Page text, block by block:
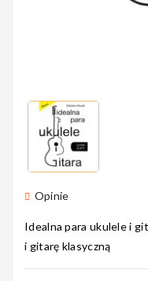
Smyczkowe
Instrumenty
Dla Dzieci
Opinie
Idealna para ukulele i
i gitarę klasyczną